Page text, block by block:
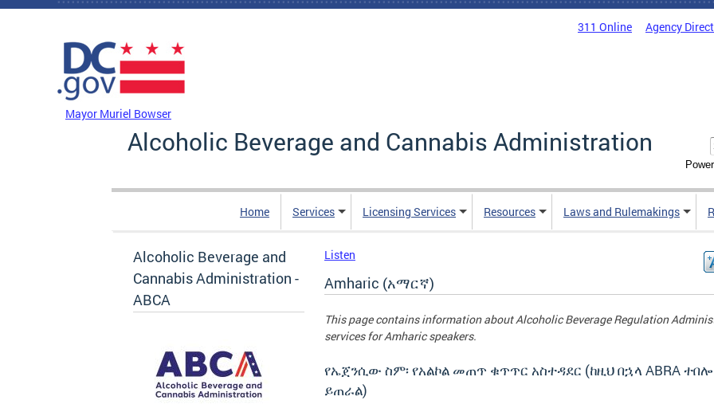
Skip to main content
311 Online Agency
Mayor Muriel Bowser
Alcoholic Beverage and Cannabis Administration
Home Services Licensing Services Resources Laws and Rulemakings
Alcoholic Beverage and
Cannabis Administration -
ABCA
Listen
Amharic (አማርኛ)
This page contains information aboutAlcoholic Beverage Regulation
services for Amharic speakers.
የኤጀንሲው ስም፡ የአልኮል መጠጥ ቁጥጥር አስተዳደር (ከዚህ በኋላ ABRA ተበሎ
ይጠራል)